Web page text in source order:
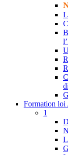
Formation loi
1